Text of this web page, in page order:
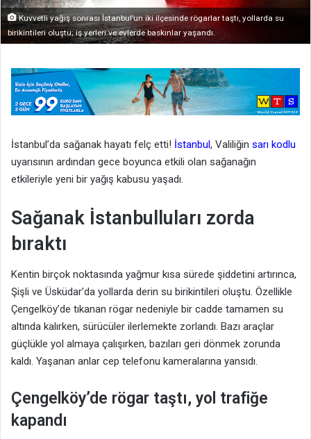
Kuvvetli yağış sonrası İstanbul’un iki ilçesinde rögarlar taştı, yollarda su
birikintileri oluştu; iş yerleri ve evlerde baskınlar yaşandı.
İstanbul’da sağanak hayatı felç etti! İstanbul, Valiliğin sarı kodlu
uyarısının ardından gece boyunca etkili olan sağanağın
etkileriyle yeni bir yağış kabusu yaşadı.
Sağanak İstanbulluları zorda
bıraktı
Kentin birçok noktasında yağmur kısa sürede şiddetini artırınca,
Şişli ve Üsküdar’da yollarda derin su birikintileri oluştu. Özellikle
Çengelköy’de tıkanan rögar nedeniyle bir cadde tamamen su
altında kalırken, sürücüler ilerlemekte zorlandı. Bazı araçlar
güçlükle yol almaya çalışırken, bazıları geri dönmek zorunda
kaldı. Yaşanan anlar cep telefonu kameralarına yansıdı.
Çengelköy’de rögar taştı, yol trafiğe
kapandı